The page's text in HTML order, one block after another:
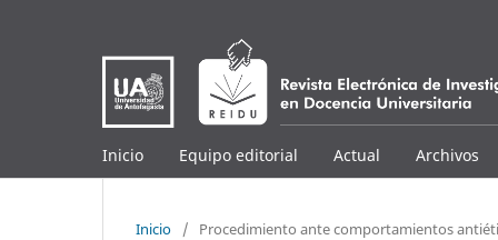
Inicio Equipo editorial Actual Archivos
Inicio / Procedimiento ante comportamientos